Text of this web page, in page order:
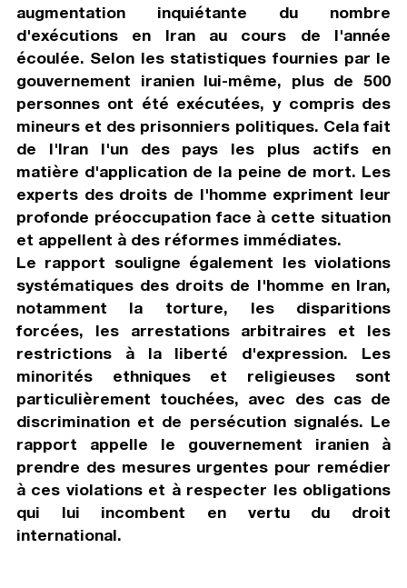
augmentation inquiétante du nombre
d'exécutions en Iran au cours de l'année
écoulée. Selon les statistiques fournies par le
gouvernement iranien lui-même, plus de 500
personnes ont été exécutées, y compris des
mineurs et des prisonniers politiques. Cela fait
de l'Iran l'un des pays les plus actifs en
matière d'application de la peine de mort. Les
experts des droits de l'homme expriment leur
profonde préoccupation face à cette situation
et appellent à des réformes immédiates.
Le rapport souligne également les violations
systématiques des droits de l'homme en Iran,
notamment la torture, les disparitions
forcées, les arrestations arbitraires et les
restrictions à la liberté d'expression. Les
minorités ethniques et religieuses sont
particulièrement touchées, avec des cas de
discrimination et de persécution signalés. Le
rapport appelle le gouvernement iranien à
prendre des mesures urgentes pour remédier
à ces violations et à respecter les obligations
qui lui incombent en vertu du droit
international.